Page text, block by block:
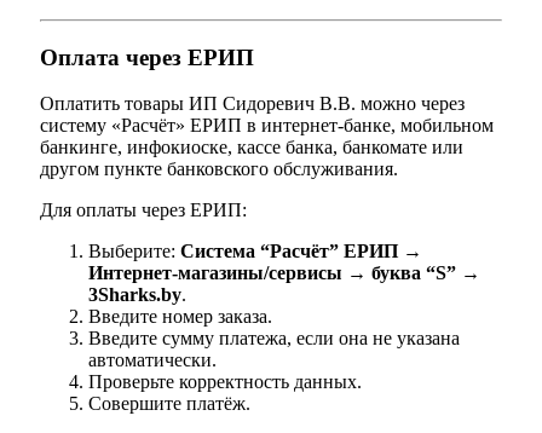
Оплата через ЕРИП
Оплатить товары ИП Сидоревич В.В. можно через
систему «Расчёт» ЕРИП в интернет-банке, мобильном
банкинге, инфокиоске, кассе банка, банкомате или
другом пункте банковского обслуживания.
Для оплаты через ЕРИП:
Выберите: Система “Расчёт” ЕРИП →
Интернет-магазины/сервисы → буква “S” →
3Sharks.by.
Введите номер заказа.
Введите сумму платежа, если она не указана
автоматически.
Проверьте корректность данных.
Совершите платёж.